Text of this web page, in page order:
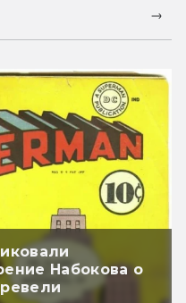
Набокова о